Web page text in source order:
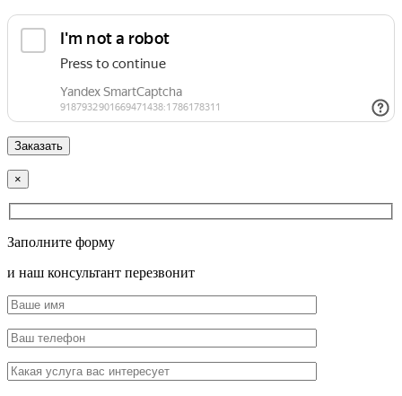
×
Заполните форму
и наш консультант перезвонит